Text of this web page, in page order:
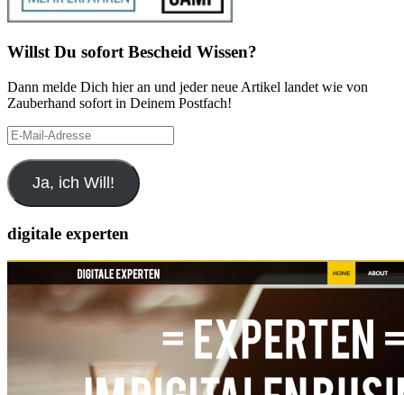
Willst Du sofort Bescheid Wissen?
Dann melde Dich hier an und jeder neue Artikel landet wie von
Zauberhand sofort in Deinem Postfach!
E-
Mail-
Adresse
Ja, ich Will!
digitale experten